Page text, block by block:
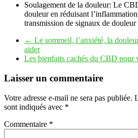
Soulagement de la douleur: Le
douleur en réduisant
transmission de signaux de douleur
← Le sommeil, l’anxiété, la
aider
Les bienfaits cachés du CBD pour
Laisser un commentaire
Votre adresse e-mail ne sera pas publiée.
sont indiqués avec *
Commentaire *